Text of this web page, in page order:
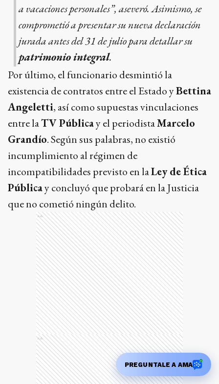
a vacaciones personales”, aseveró. Asimismo, se
comprometió a presentar su nueva declaración
jurada antes del 31 de julio para detallar su
patrimonio integral.
Por último, el funcionario desmintió la
existencia de contratos entre el Estado yBettina
Angeletti, así como supuestas vinculaciones
entre laTV Públicay el periodistaMarcelo
Grandío. Según sus palabras, no existió
incumplimiento al régimen de
incompatibilidades previsto en laLey de Ética
Públicay concluyó que probará en la Justicia
que no cometió ningún delito.
Ads
Ads
PREGUNTALE A AMA